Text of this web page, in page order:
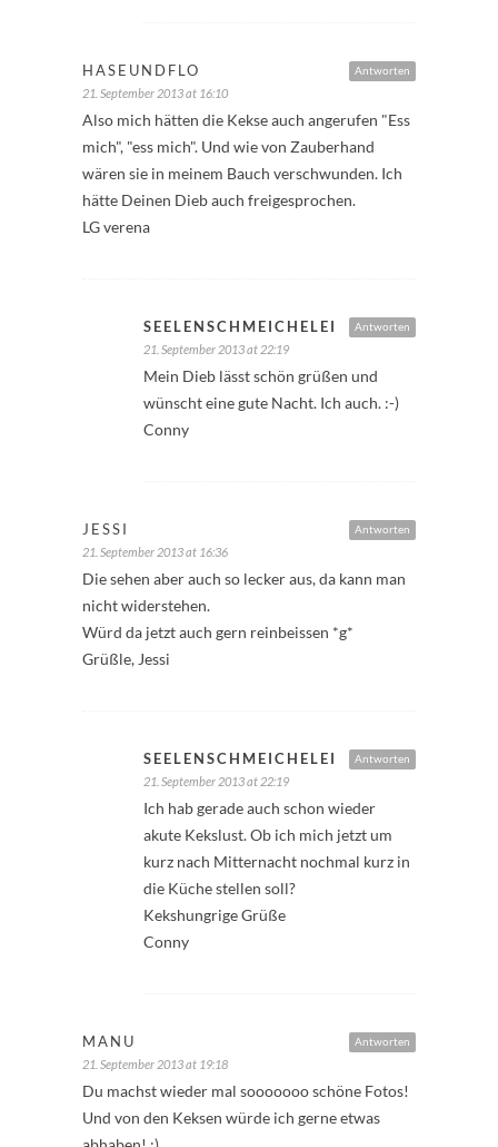
Antworten
HASEUNDFLO
21. September 2013 at 16:10
Also mich hätten die Kekse auch angerufen "Ess
mich", "ess mich". Und wie von Zauberhand
wären sie in meinem Bauch verschwunden. Ich
hätte Deinen Dieb auch freigesprochen.
LG verena
Antworten
SEELENSCHMEICHELEI
21. September 2013 at 22:19
Mein Dieb lässt schön grüßen und
wünscht eine gute Nacht. Ich auch. :-)
Conny
Antworten
JESSI
21. September 2013 at 16:36
Die sehen aber auch so lecker aus, da kann man
nicht widerstehen.
Würd da jetzt auch gern reinbeissen *g*
Grüßle, Jessi
Antworten
SEELENSCHMEICHELEI
21. September 2013 at 22:19
Ich hab gerade auch schon wieder
akute Kekslust. Ob ich mich jetzt um
kurz nach Mitternacht nochmal kurz in
die Küche stellen soll?
Kekshungrige Grüße
Conny
Antworten
MANU
21. September 2013 at 19:18
Du machst wieder mal sooooooo schöne Fotos!
Und von den Keksen würde ich gerne etwas